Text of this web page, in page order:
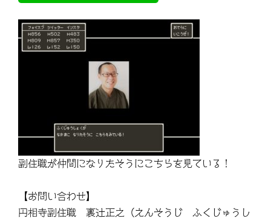
副住職が仲間になりたそうにこちらを見ている！
【お問い合わせ】
円相寺副住職 裏辻正之（えんそうじ ふくじゅうし